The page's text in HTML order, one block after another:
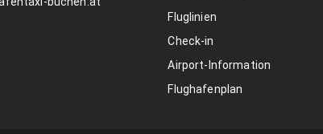
Fluglinien
Check-in
Airport-Information
Flughafenplan